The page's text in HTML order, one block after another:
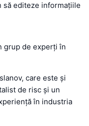
să editeze informațiile
grup de experți în
care este și
de risc și un
în industria